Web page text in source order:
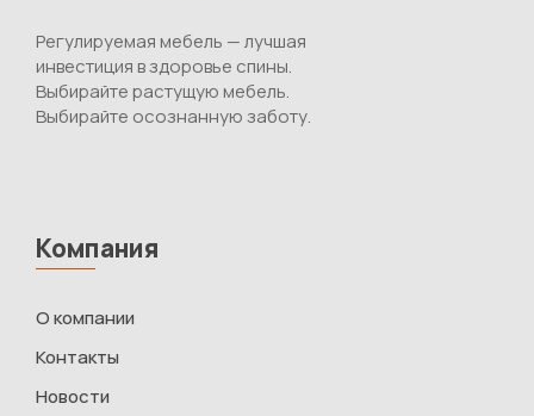
Регулируемая мебель — лучшая
инвестиция в здоровье спины.
Выбирайте растущую мебель.
Выбирайте осознанную заботу.
Компания
О компании
Контакты
Новости